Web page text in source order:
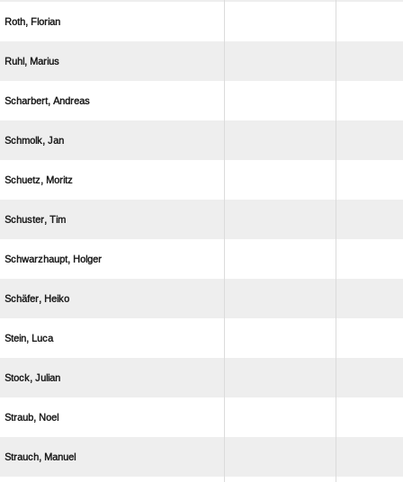
 
 
 
 
 
 
 
 
 
 
 
 